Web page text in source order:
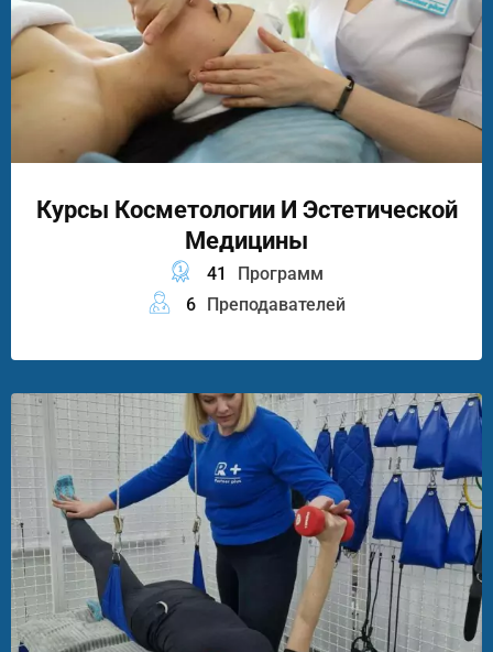
Курсы Косметологии И Эстетической
Медицины
41
Программ
6
Преподавателей